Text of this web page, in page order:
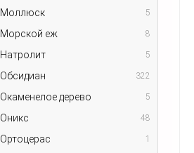
Моллюск 5
Морской еж 8
Натролит 5
Обсидиан 322
Окаменелое дерево 5
Оникс 48
Ортоцерас 1